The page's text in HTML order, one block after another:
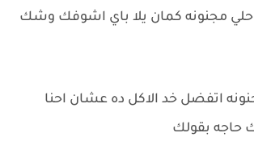
مجنونه كمان يلا باي اشوفك وشك
اتفضل خد الاكل ده عشان احنا
حاجه بقولك